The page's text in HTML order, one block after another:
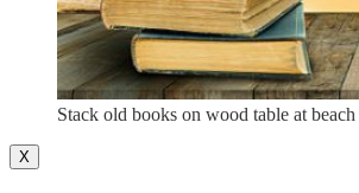
Stack old books on wood table at beach
X